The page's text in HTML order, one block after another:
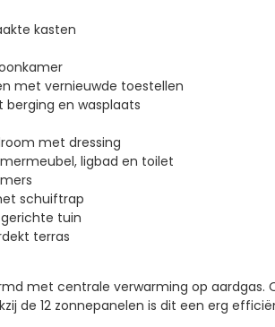
kasten
met vernieuwde toestellen
en wasplaats
met dressing
ligbad en toilet
schuiftrap
tuin
terras
met centrale verwarming op aardgas.
de 12 zonnepanelen is dit een erg